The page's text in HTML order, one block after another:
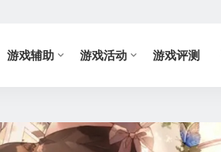
游戏辅助 游戏活动 游戏评测